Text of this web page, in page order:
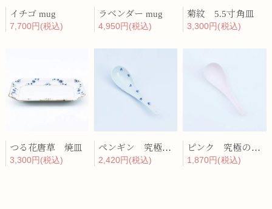
イチゴ mug
7,700円(税込)
ラベンダー mug
4,950円(税込)
菊紋 5.5寸角皿
3,300円(税込)
つる花唐草 焼皿
3,300円(税込)
ペンギン 究極のレンゲ
2,420円(税込)
ピンク 究極のレンゲ
1,870円(税込)